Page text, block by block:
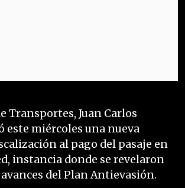
Transportes, Juan Carlos
este miércoles una nueva
al pago del pasaje en
instancia donde se revelaron
del Plan Antievasión.